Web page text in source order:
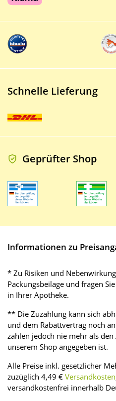
Schnelle Lieferung
Geprüfter Shop
Informationen zu
* Zu Risiken und
Packungsbeilage und fragen
in Ihrer Apotheke.
** Die Zuzahlung kann sich
und dem Rabattvertrag noch
zahlen jedoch nie mehr als
unserem Shop angegeben ist.
Alle Preise inkl. gesetzlicher
zuzüglich 4,49 € Versandkosten
versandkostenfrei innerhalb